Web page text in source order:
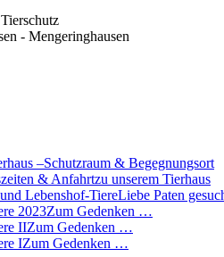
- Mengeringhausen
–Schutzraum & Begegnungsort
& Anfahrtzu unserem Tierhaus
Lebenshof-TiereLiebe Paten
2023Zum Gedenken …
IIZum Gedenken …
IZum Gedenken …